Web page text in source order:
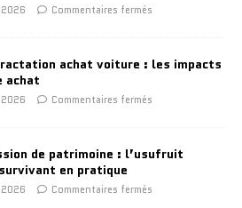
Commentaires fermés
achat voiture : les impacts
achat
Commentaires fermés
de patrimoine : l’usufruit
en pratique
Commentaires fermés